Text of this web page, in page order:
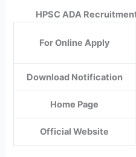
HPSC ADA
For Online Apply
Download Notification
Home Page
Official Website